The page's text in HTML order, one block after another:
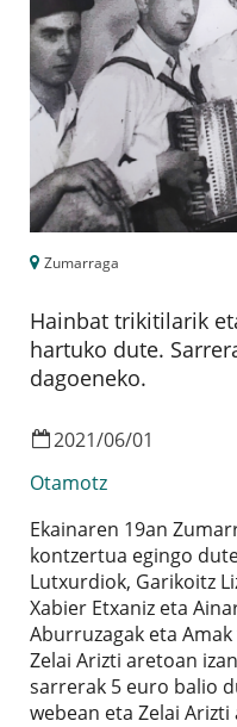
Zumarraga
Hainbat trikitilarik
hartuko dute.
dagoeneko.
2021/06/01
Otamotz
Ekainaren 19an
kontzertua egingo
Lutxurdiok, Garikoitz
Xabier Etxaniz eta
Aburruzagak eta
Zelai Arizti aretoan
sarrerak 5 euro balio
webean eta Zelai